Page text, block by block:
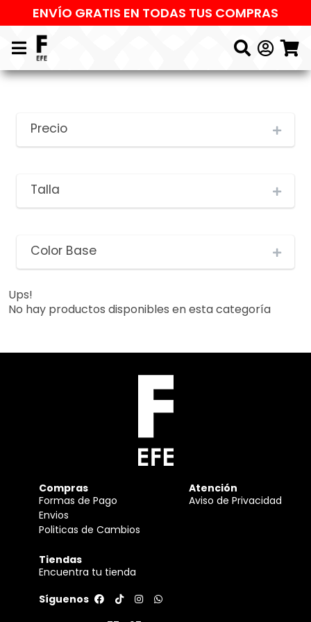
ENVÍO GRATIS EN TODAS TUS COMPRAS
Precio
Talla
Color Base
Ups!
No hay productos disponibles en esta categoría
Compras
Formas de Pago
Envios
Politicas de Cambios
Atención
Aviso de Privacidad
Tiendas
Encuentra tu tienda
Síguenos